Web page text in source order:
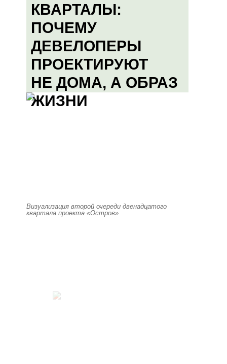
КВАРТАЛЫ:
ПОЧЕМУ
ДЕВЕЛОПЕРЫ
ПРОЕКТИРУЮТ
НЕ ДОМА, А ОБРАЗ
ЖИЗНИ
Визуализация второй очереди двенадцатого
квартала проекта «Остров»